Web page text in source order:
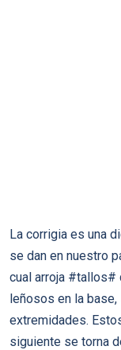
La corrigia es una
se dan en nuestro
cual arroja #tallos#
leñosos en la
extremidades.
siguiente se torna